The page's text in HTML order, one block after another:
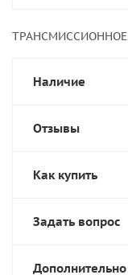
ТРАНСМИССИОННОЕ
Наличие
Отзывы
Как купить
Задать вопрос
Дополнительно